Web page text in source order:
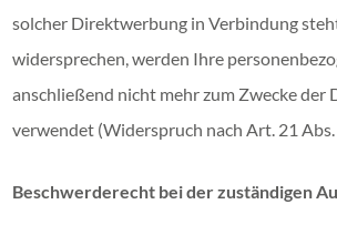
solcher Direktwerbung in Verbindung
widersprechen, werden Ihre
anschließend nicht mehr zum Zwecke der
verwendet (Widerspruch nach Art. 21
Beschwerderecht bei der zuständigen